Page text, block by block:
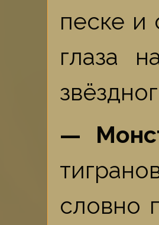
песке и
глаза
—
словно